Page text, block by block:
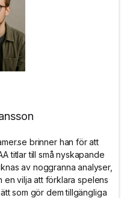
brinner han för att
titlar till små nyskapande
av noggranna analyser,
vilja att förklara spelens
som gör dem tillgängliga